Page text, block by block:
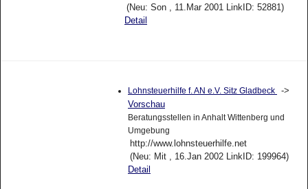
(Neu: Son , 11.Mar 2001 LinkID: 52881)
Detail
Lohnsteuerhilfe f. AN e.V. Sitz Gladbeck
->
Vorschau
Beratungsstellen in Anhalt Wittenberg und
Umgebung
http://www.lohnsteuerhilfe.net
(Neu: Mit , 16.Jan 2002 LinkID: 199964)
Detail